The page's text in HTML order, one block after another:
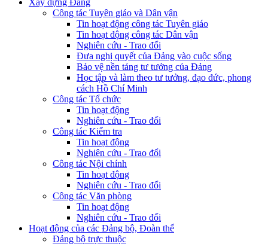
Công tác Tuyên giáo và Dân vận
Tin hoạt động công tác Tuyên giáo
Tin hoạt động công tác Dân vận
Nghiên cứu - Trao đổi
Đưa nghị quyết của Đảng vào cuộc sống
Bảo vệ nền tảng tư tưởng của Đảng
Học tập và làm theo tư tưởng, đạo đức, phong
cách Hồ Chí Minh
Công tác Tổ chức
Tin hoạt động
Nghiên cứu - Trao đổi
Công tác Kiểm tra
Tin hoạt động
Nghiên cứu - Trao đổi
Công tác Nội chính
Tin hoạt động
Nghiên cứu - Trao đổi
Công tác Văn phòng
Tin hoạt động
Nghiên cứu - Trao đổi
Hoạt động của các Đảng bộ, Đoàn thể
Đảng bộ trực thuộc